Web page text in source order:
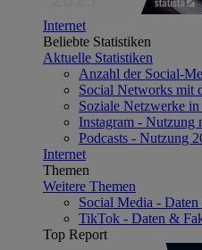
Internet
Beliebte Statistiken
Aktuelle Statistiken
Anzahl der Social-
Social Networks mit
Soziale Netzwerke
Instagram - Nutzung
Podcasts - Nutzung
Internet
Themen
Weitere Themen
Social Media -
TikTok - Daten &
Top Report